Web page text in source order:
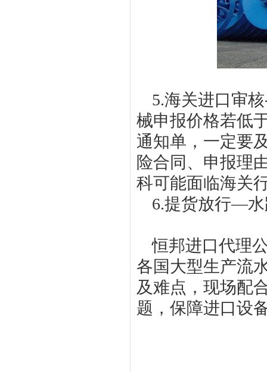
5.海关进口审
械申报价格若低
通知单，一定要
险合同、申报理
科可能面临海关
6.提货放行—
恒邦进口代理
各国大型生产流
及难点，现场配
题，保障进口设